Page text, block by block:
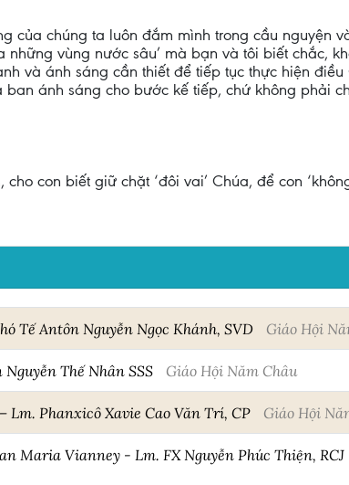
của chúng ta luôn đắm mình trong cầu nguyện
vùng nước sâu’ mà bạn và tôi biết chắc,
và ánh sáng cần thiết để tiếp tục thực hiện
ánh sáng cho bước kế tiếp, chứ không phải
con biết giữ chặt ‘đôi vai’ Chúa, để con
Tế Antôn Nguyễn Ngọc Khánh, SVD Giáo Hội
Thế Nhân SSS Giáo Hội Năm Châu
Phanxicô Xavie Cao Văn Trí, CP Giáo Hội
Maria Vianney - Lm. FX Nguyễn Phúc Thiện, RCJ